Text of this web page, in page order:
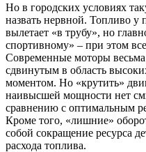
Но в городских условиях
назвать нервной. Топливо
вылетает «в трубу», но
спортивному» – при этом
Современные моторы
сдвинутым в область
моментом. Но «крутить»
наивысшей мощности нет
сравнению с оптимальным
Кроме того, «лишние»
собой сокращение ресурса
расхода топлива.